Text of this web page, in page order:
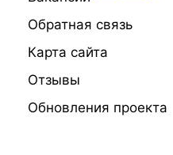
Обратная связь
Карта сайта
Отзывы
Обновления проекта